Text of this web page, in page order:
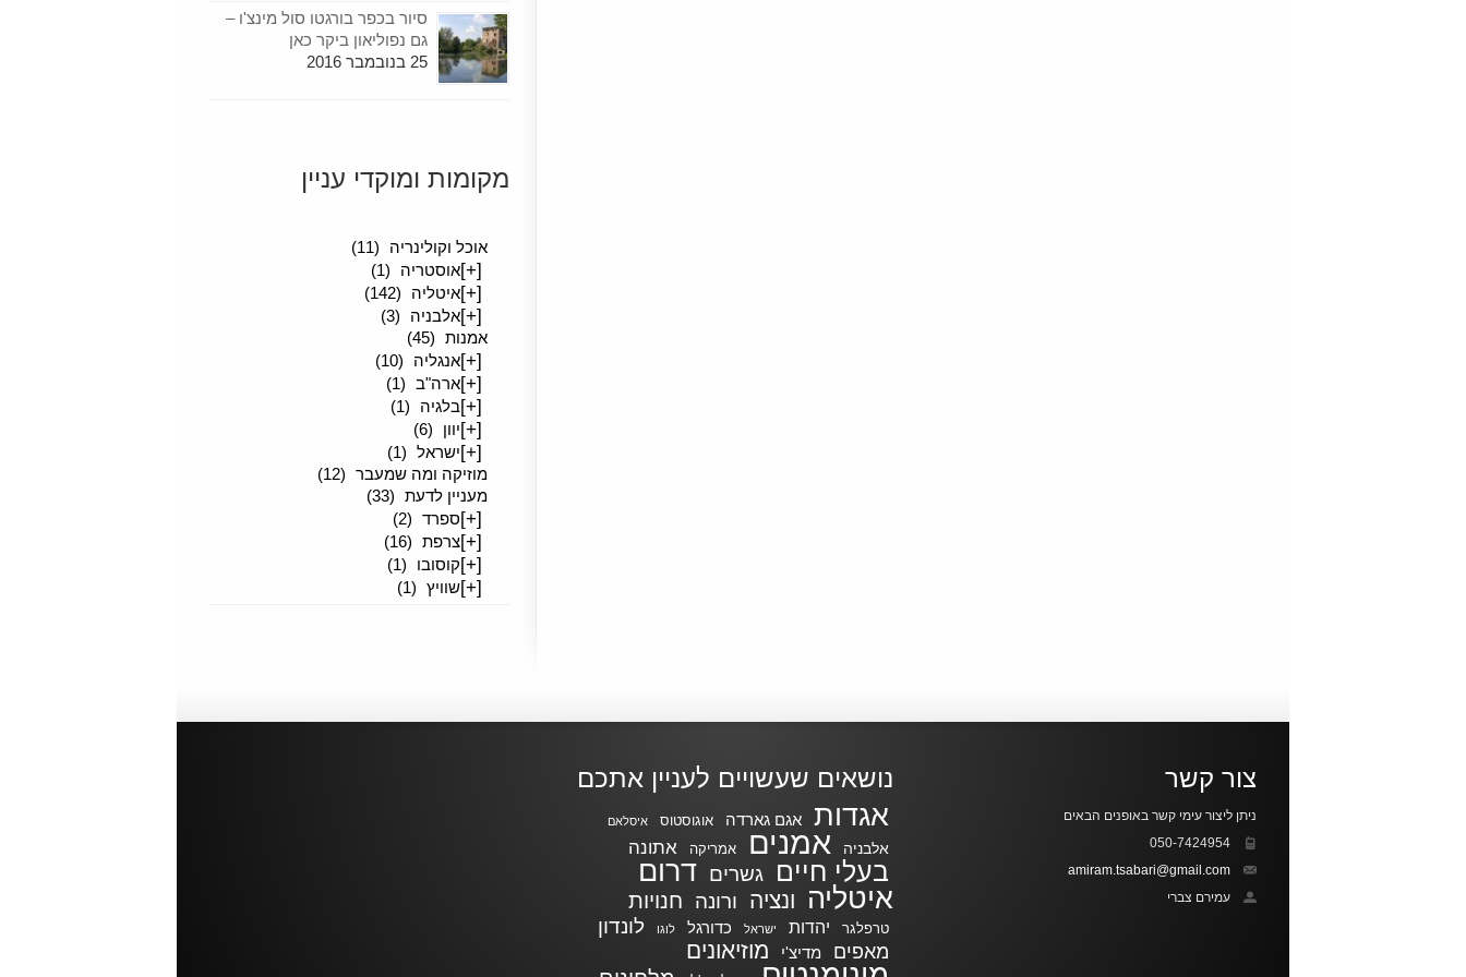
סיור בכפר בורגטו סול מינצ'ו –
גם נפוליאון ביקר כאן
25 בנובמבר 2016
מקומות ומוקדי עניין
אוכל וקולינריה
(11)
[+]אוסטריה (1)
[+]איטליה (142)
[+]אלבניה
(3)
אמנות (45)
[+]אנגליה (10)
[+]ארה"ב (1)
[+]בלגיה (1)
[+]יוון (6)
[+]ישראל (1)
מוזיקה ומה שמעבר (12)
מעניין לדעת (33)
[+]ספרד (2)
[+]צרפת (16)
[+]קוסובו (1)
[+]שוויץ (1)
צור קשר
ניתן ליצור עימי קשר באופנים הבאים
050-7424954
amiram.tsabari@gmail.com
עמירם צברי
נושאים שעשויים לעניין אתכם
אגדות אגם גארדה אוגוסטוס איסלאם
אלבניה אמנים אמריקה אתונה
בעלי חיים גשרים דרום
איטליה
ונציה ורונה חנויות
טרפלגר יהדות ישראל כדורגל לוגו לונדון
מאפים מדיצ'י מוזיאונים